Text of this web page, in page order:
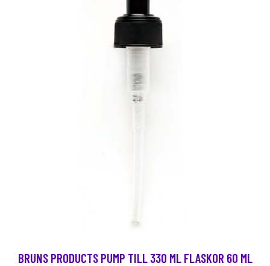
BRUNS PRODUCTS PUMP TILL 330 ML FLASKOR 60 ML